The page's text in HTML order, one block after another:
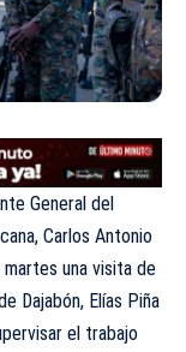
General del
Carlos Antonio
una visita de
Dajabón, Elías Piña
el trabajo